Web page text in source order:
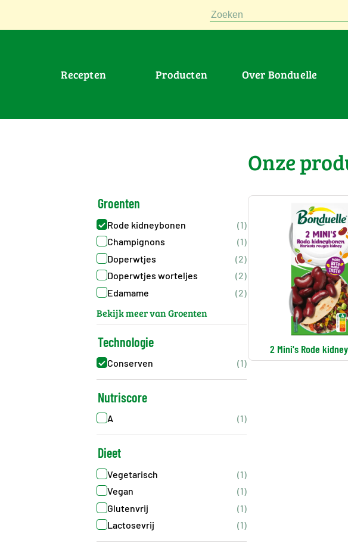
Zoeken
Recepten Producten Over Bonduelle
Onze
Groenten
Rode kidneybonen
(1)
Champignons
(1)
Doperwtjes
(2)
Doperwtjes worteljes
(2)
Edamame
(2)
Bekijk meer van Groenten
Technologie
Conserven (1)
Nutriscore
A (1)
Dieet
Vegetarisch
(1)
Vegan
(1)
Glutenvrij
(1)
Lactosevrij
(1)
2 Mini's Rode